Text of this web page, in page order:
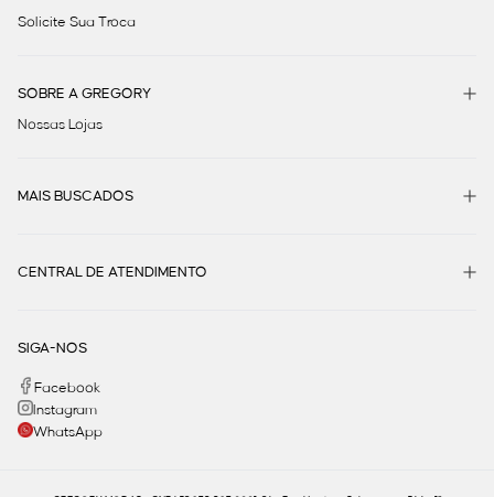
Solicite Sua Troca
SOBRE A GREGORY
Nossas Lojas
MAIS BUSCADOS
CENTRAL DE ATENDIMENTO
SIGA-NOS
Facebook
Instagram
WhatsApp